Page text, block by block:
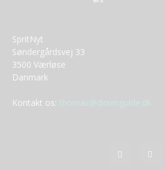
SpritNyt
Søndergårdsvej 33
3500 Værløse
Danmark
Kontakt os: